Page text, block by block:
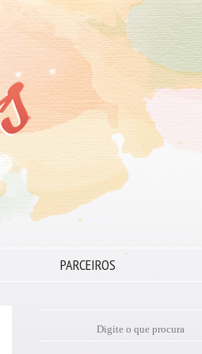
PARCEIROS